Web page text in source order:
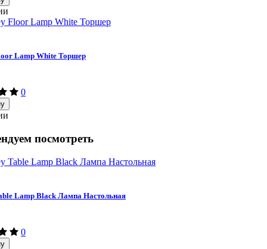
Lamp White Торшер
0
посмотреть
Lamp Black Лампа Настольная
0